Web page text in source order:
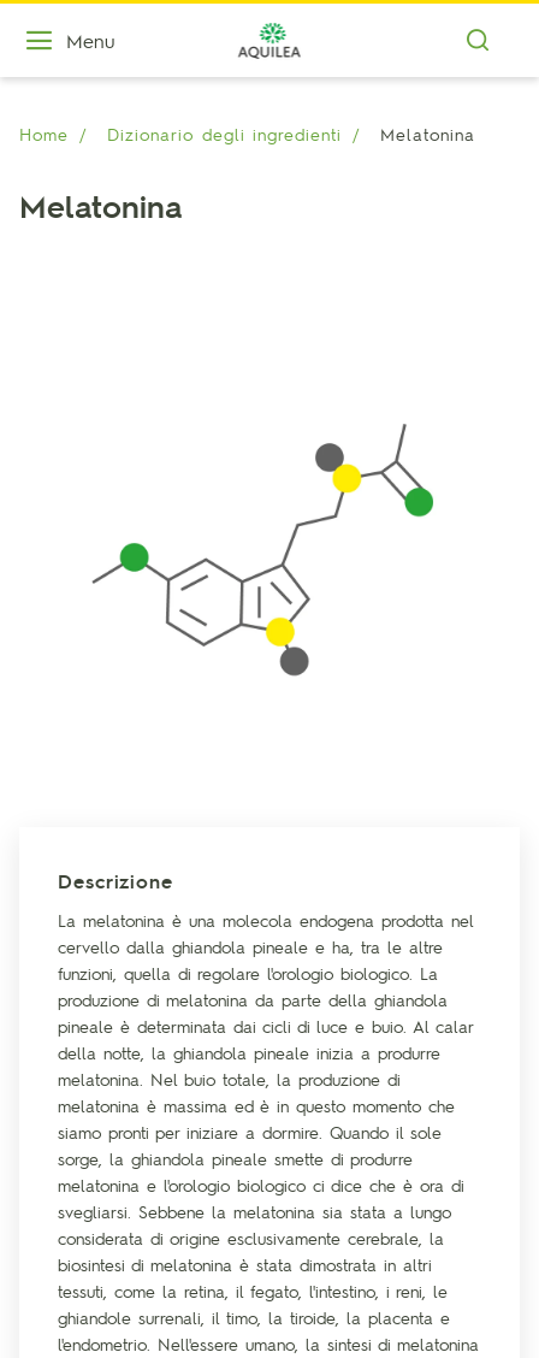
Menu
Home Dizionario degli ingredienti Melatonina
Melatonina
Descrizione
La melatonina è una molecola endogena prodotta nel
cervello dalla ghiandola pineale e ha, tra le altre
funzioni, quella di regolare l'orologio biologico. La
produzione di melatonina da parte della ghiandola
pineale è determinata dai cicli di luce e buio. Al calar
della notte, la ghiandola pineale inizia a produrre
melatonina. Nel buio totale, la produzione di
melatonina è massima ed è in questo momento che
siamo pronti per iniziare a dormire. Quando il sole
sorge, la ghiandola pineale smette di produrre
melatonina e l'orologio biologico ci dice che è ora di
svegliarsi. Sebbene la melatonina sia stata a lungo
considerata di origine esclusivamente cerebrale, la
biosintesi di melatonina è stata dimostrata in altri
tessuti, come la retina, il fegato, l'intestino, i reni, le
ghiandole surrenali, il timo, la tiroide, la placenta e
l'endometrio. Nell'essere umano, la sintesi di melatonina